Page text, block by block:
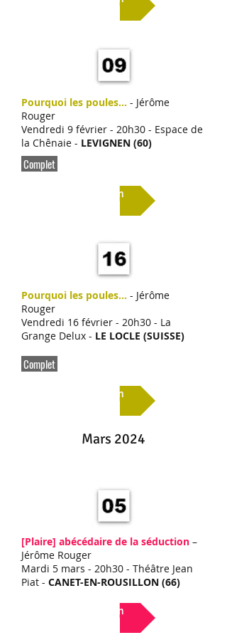
Pourquoi les poules... - Jérôme
Rouger
Vendredi 9 février - 20h30 - Espace de
la Chênaie - LEVIGNEN (60)
Complet
Lien
Pourquoi les poules... - Jérôme
Rouger
Vendredi 16 février - 20h30 - La
Grange Delux - LE LOCLE (SUISSE)
Complet
Lien
Mars 2024
[Plaire] abécédaire de la séduction –
Jérôme Rouger
Mardi 5 mars - 20h30 - Théâtre Jean
Piat - CANET-EN-ROUSILLON (66)
Lien